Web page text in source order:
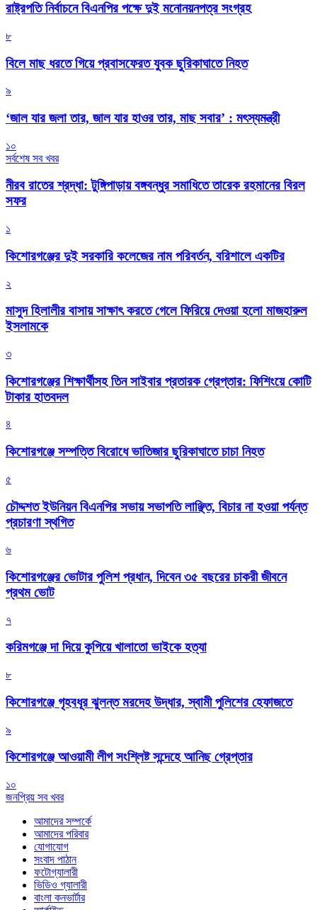
রাষ্ট্রপতি নির্বাচনে বিএনপির পক্ষে দুই মনোনয়নপত্র সংগ্রহ
৮
বিলে মাছ ধরতে গিয়ে প্রবাসফেরত যুবক ছুরিকাঘাতে নিহত
৯
‘জাল যার জলা তার, জাল যার হাওর তার, মাছ সবার’ : মৎস্যমন্ত্রী
১০
সর্বশেষ সব খবর
নীরব রাতের শ্রদ্ধা: টুঙ্গিপাড়ায় বঙ্গবন্ধুর সমাধিতে তারেক রহমানের বিরল
সফর
১
কিশোরগঞ্জের দুই সরকারি কলেজের নাম পরিবর্তন, বরিশালে একটির
২
মাসুদ হিলালীর বাসায় সাক্ষাৎ করতে গেলে ফিরিয়ে দেওয়া হলো মাজহারুল
ইসলামকে
৩
কিশোরগঞ্জের শিক্ষার্থীসহ তিন সাইবার প্রতারক গ্রেপ্তার: ফিশিংয়ে কোটি
টাকার হাতবদল
৪
কিশোরগঞ্জে সম্পত্তি বিরোধে ভাতিজার ছুরিকাঘাতে চাচা নিহত
৫
চৌদ্দশত ইউনিয়ন বিএনপির সভায় সভাপতি লাঞ্ছিত, বিচার না হওয়া পর্যন্ত
প্রচারণা স্থগিত
৬
কিশোরগঞ্জের ভোটার পুলিশ প্রধান, দিবেন ৩৫ বছরের চাকরী জীবনে
প্রথম ভোট
৭
করিমগঞ্জে দা দিয়ে কুপিয়ে খালাতো ভাইকে হত্যা
৮
কিশোরগঞ্জে গৃহবধূর ঝুলন্ত মরদেহ উদ্ধার, স্বামী পুলিশের হেফাজতে
৯
কিশোরগঞ্জে আওয়ামী লীগ সংশ্লিষ্ট সন্দেহে আনিছ গ্রেপ্তার
১০
জনপ্রিয় সব খবর
আমাদের সম্পর্কে
আমাদের পরিবার
যোগাযোগ
সংবাদ পাঠান
ফটোগ্যালারী
ভিডিও গ্যালারী
বাংলা কনভার্টার